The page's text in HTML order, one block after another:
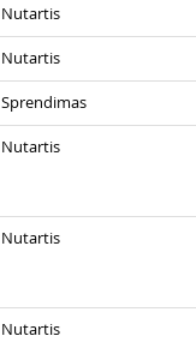
Nutartis
Nutartis
Sprendimas
Nutartis
Nutartis
Nutartis